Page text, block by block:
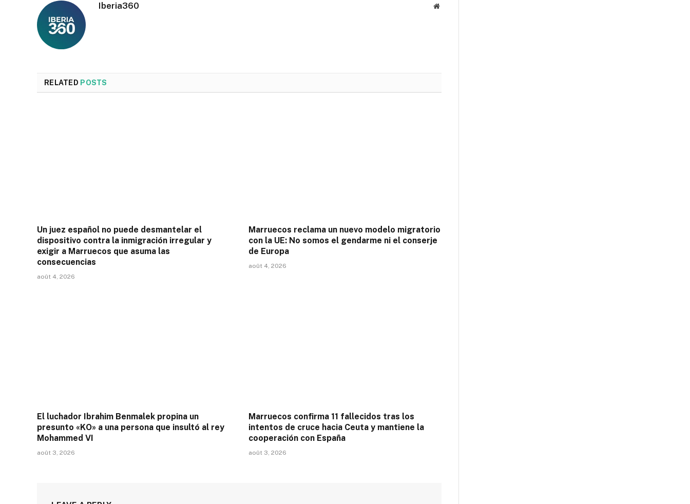
Iberia360 Website
RELATED POSTS
Un juez español no puede desmantelar el
dispositivo contra la inmigración irregular y
exigir a Marruecos que asuma las
consecuencias
août 4, 2026
Marruecos reclama un nuevo modelo migratorio
con la UE: No somos el gendarme ni el conserje
de Europa
août 4, 2026
El luchador Ibrahim Benmalek propina un
presunto «KO» a una persona que insultó al rey
Mohammed VI
août 3, 2026
Marruecos confirma 11 fallecidos tras los
intentos de cruce hacia Ceuta y mantiene la
cooperación con España
août 3, 2026